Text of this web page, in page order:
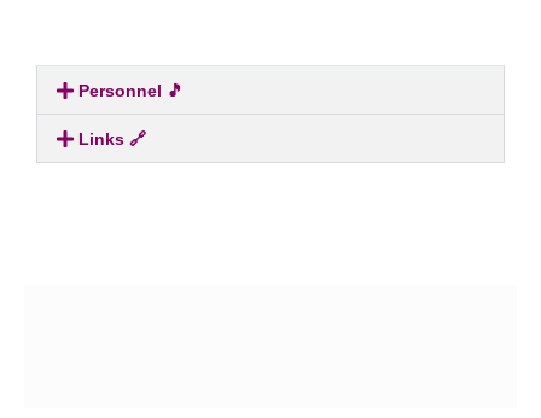
Personnel 🎵
Links 🔗